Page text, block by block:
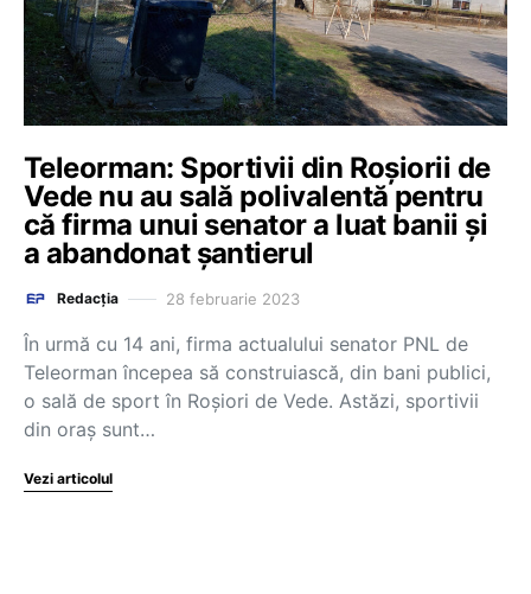
Teleorman: Sportivii din Roșiorii de
Vede nu au sală polivalentă pentru
că firma unui senator a luat banii și
a abandonat șantierul
Redacția 28 februarie 2023
În urmă cu 14 ani, firma actualului senator PNL de
Teleorman începea să construiască, din bani publici,
o sală de sport în Roșiori de Vede. Astăzi, sportivii
din oraș sunt…
Vezi articolul